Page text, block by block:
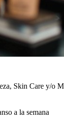
Skin Care y/o
a la semana